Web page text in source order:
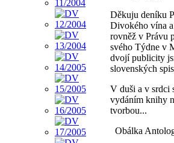
Děkuju deníku
Divokého vína
rovněž v Právu
svého Týdne v
dvojí publicity
slovenských
V duši a v srdci
vydáním knihy
tvorbou...
Obálka